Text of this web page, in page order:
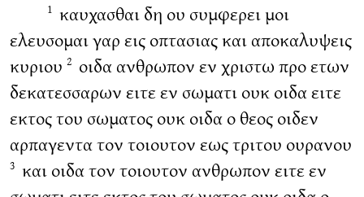
1 καυχασθαι δη ου συμφερει μοι
ελευσομαι γαρ εις οπτασιας και αποκαλυψεις
κυριου 2 οιδα ανθρωπον εν χριστω προ ετων
δεκατεσσαρων ειτε εν σωματι ουκ οιδα ειτε
εκτος του σωματος ουκ οιδα ο θεος οιδεν
αρπαγεντα τον τοιουτον εως τριτου ουρανου
3 και οιδα τον τοιουτον ανθρωπον ειτε εν